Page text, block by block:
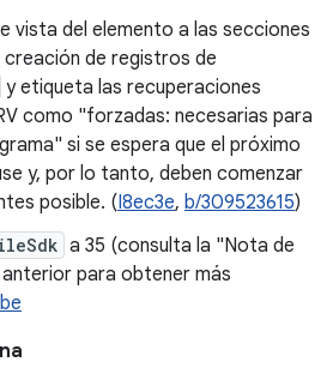
vista del elemento a las secciones
creación de registros de
y etiqueta las recuperaciones
como "forzadas: necesarias para
si se espera que el próximo
y, por lo tanto, deben comenzar
posible. (I8ec3e, b/309523615)
a 35 (consulta la "Nota de
para obtener más